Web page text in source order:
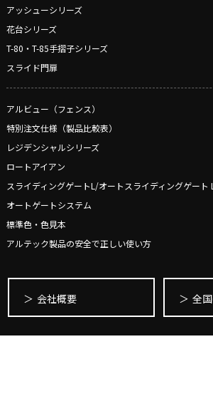
アッシューシリーズ
花台シリーズ
T-80・T-85手摺子シリーズ
スライド門扉
アルビュー（フェンス）
特別注文仕様（製品比較表）
レジデンシャルシリーズ
ロートアイアン
スライディングゲートL/オートスライディングゲート L
オートゲートシステム
標準色・色見本
アルテック製品の安全で正しい使い方
会社概要 全